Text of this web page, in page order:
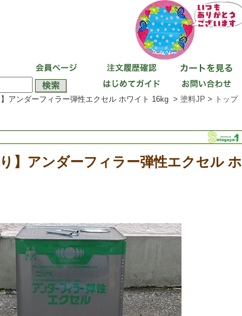
】アンダーフィラー弾性エクセル ホワイト 16kg > 塗料JP > トップ
】アンダーフィラー弾性エクセル ホ